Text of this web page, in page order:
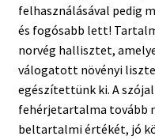
felhasználásával pedig
és fogósabb lett!
norvég hallisztet,
válogatott növényi
egészítettünk ki. A
fehérjetartalma tovább
beltartalmi értékét, jó